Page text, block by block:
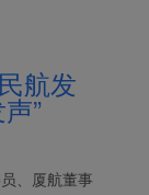
航发
”
、厦航董事